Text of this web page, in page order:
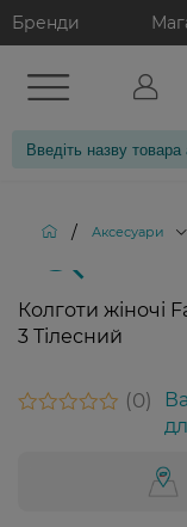
Бренди
/ Аксесуари
Колготи жіночі
3 Тілесний
0